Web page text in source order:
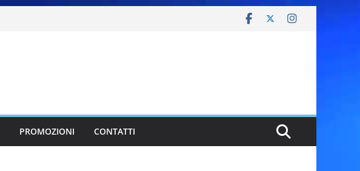
PROMOZIONI CONTATTI